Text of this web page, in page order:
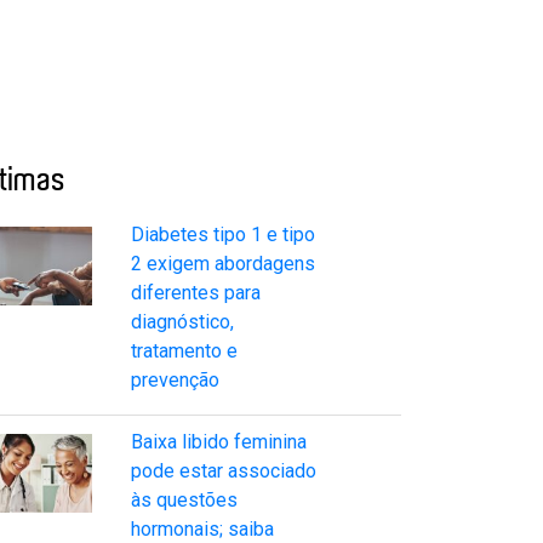
Diabetes tipo 1 e tipo
2 exigem abordagens
diferentes para
diagnóstico,
tratamento e
prevenção
Baixa libido feminina
pode estar associado
às questões
hormonais; saiba